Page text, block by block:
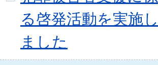
る啓発活動を実施し
ました